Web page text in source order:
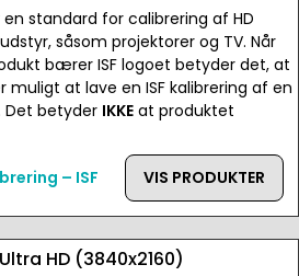
en standard for calibrering af HD
såsom projektorer og TV. Når
bærer ISF logoet betyder det, at
muligt at lave en ISF kalibrering af en
Det betyder IKKE at produktet
– ISF
VIS PRODUKTER
HD (3840x2160)